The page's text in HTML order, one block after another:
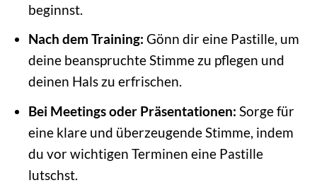
beginnst.
Nach dem Training: Gönn dir eine Pastille, um
deine beanspruchte Stimme zu pflegen und
deinen Hals zu erfrischen.
Bei Meetings oder Präsentationen: Sorge für
eine klare und überzeugende Stimme, indem
du vor wichtigen Terminen eine Pastille
lutschst.